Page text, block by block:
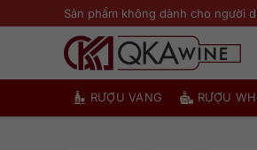
qua
Sản phẩm không dành cho người
RƯỢU VANG RƯỢU